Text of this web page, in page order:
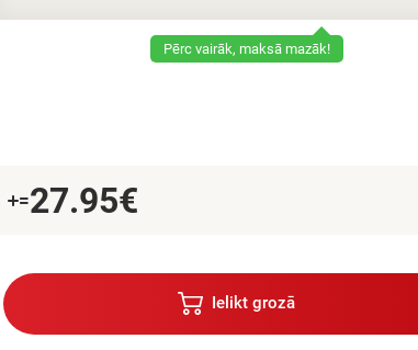
Pērc vairāk, maksā mazāk!
=27.95€
Ielikt grozā